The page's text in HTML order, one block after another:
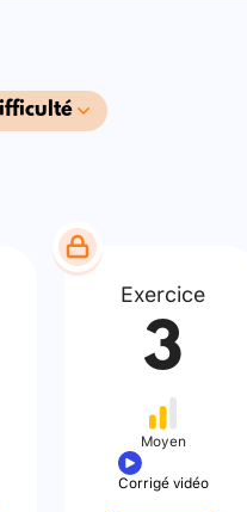
Exercice
3
Moyen
Corrigé vidéo